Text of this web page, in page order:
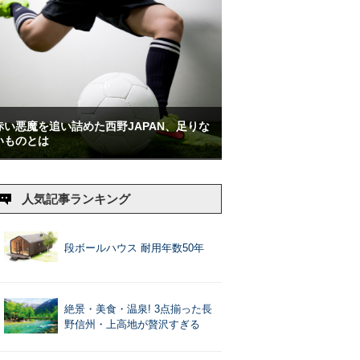
い悪魔を追い詰めた西野JAPAN、足りな
ものとは
人気記事ランキング
段ボールハウス 耐用年数50年
絶景・美食・温泉! 3点揃った長
野信州・上高地が贅沢すぎる